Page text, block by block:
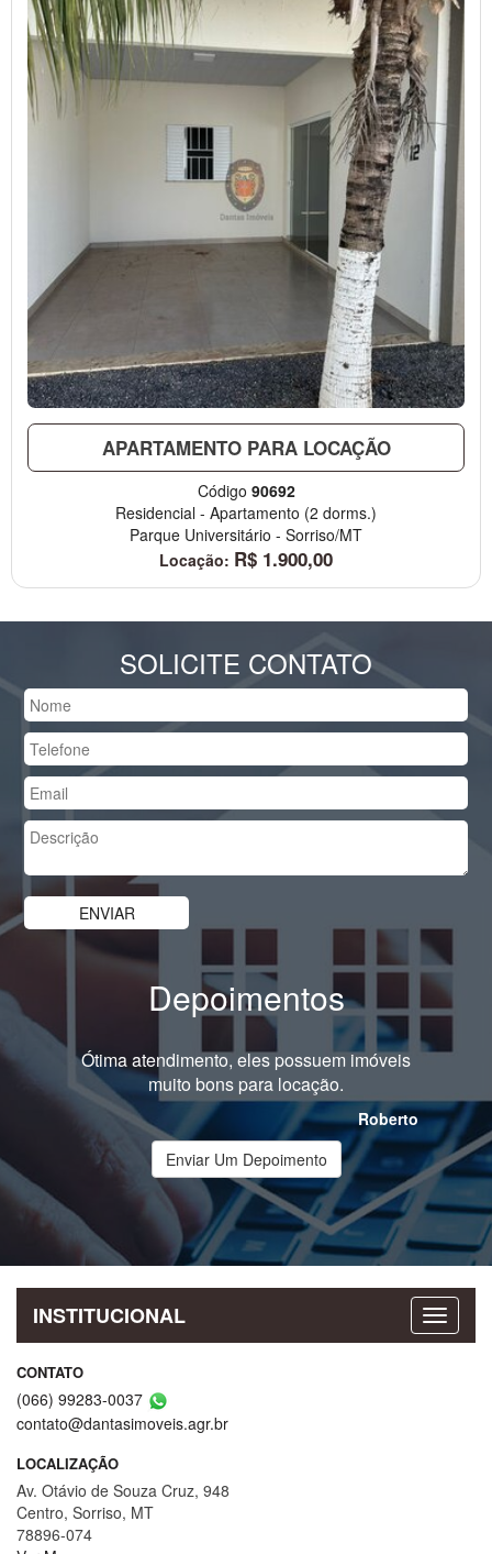
APARTAMENTO PARA LOCAÇÃO
Código 90692
Residencial - Apartamento (2 dorms.)
Parque Universitário - Sorriso/MT
Locação: R$ 1.900,00
SOLICITE CONTATO
Depoimentos
Ótima atendimento, eles possuem imóveis
muito bons para locação.
Roberto
Enviar Um Depoimento
INSTITUCIONAL
CONTATO
(066) 99283-0037
contato@dantasimoveis.agr.br
LOCALIZAÇÃO
Av. Otávio de Souza Cruz, 948
Centro, Sorriso, MT
78896-074